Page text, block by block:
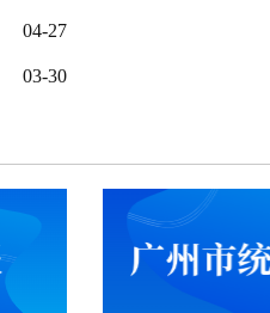
04-27
03-30